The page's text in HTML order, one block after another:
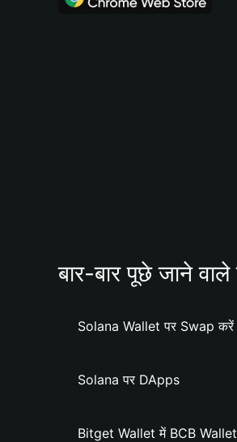
बार-बार पूछे जाने वाले
Solana Wallet पर Swap करें
Solana पर DApps
Bitget Wallet में BCB